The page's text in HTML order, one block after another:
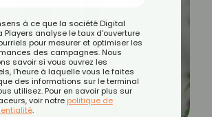
à ce que la société Digital
Players analyse le taux d'ouverture
pour mesurer et optimiser les
des campagnes. Nous
savoir si vous ouvrez les
l'heure à laquelle vous le faites
des informations sur le terminal
utilisez. Pour en savoir plus sur
voir notre politique de
.